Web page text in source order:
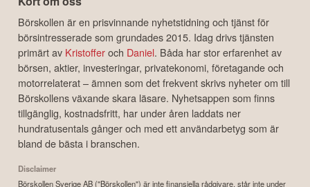
Börskollen är en prisvinnande nyhetstidning och tjänst för
börsintresserade som grundades 2015. Idag drivs tjänsten
primärt av Kristofferoch Daniel. Båda har stor erfarenhet av
börsen, aktier, investeringar, privatekonomi, företagande och
motorrelaterat – ämnen som det frekvent skrivs nyheter om till
Börskollens växande skara läsare. Nyhetsappen som finns
tillgänglig, kostnadsfritt, har under åren laddats ner
hundratusentals gånger och med ett användarbetyg som är
bland de bästa i branschen.
Disclaimer
Börskollen Sverige AB ("Börskollen") är inte finansiella rådgivare, står inte under